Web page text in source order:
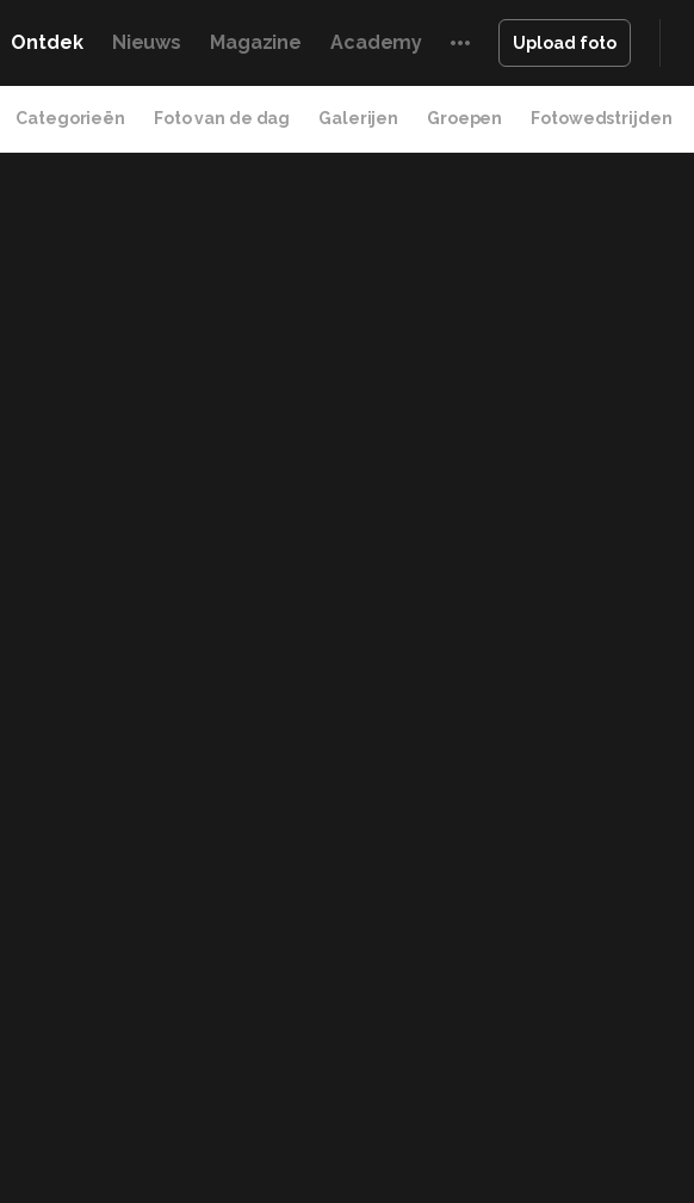
Ontdek Nieuws Magazine Academy Upload foto
Categorieën Foto van de dag Galerijen Groepen Fotowedstrijden